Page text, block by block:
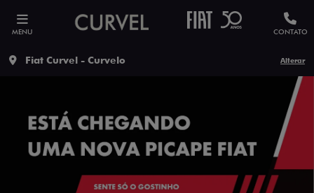
MENU CONTATO
Fiat Curvel - Curvelo Alterar